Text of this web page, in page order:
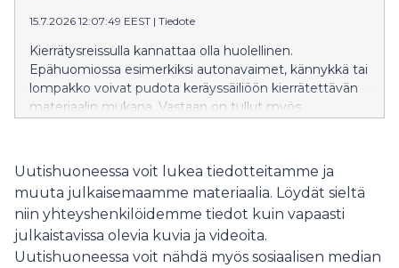
15.7.2026 12:07:49 EEST | Tiedote
Kierrätysreissulla kannattaa olla huolellinen.
Epähuomiossa esimerkiksi autonavaimet, kännykkä tai
lompakko voivat pudota keräyssäiliöön kierrätettävän
materiaalin mukana. Vastaan on tullut myös
Uutishuoneessa voit lukea tiedotteitamme ja
muuta julkaisemaamme materiaalia. Löydät sieltä
niin yhteyshenkilöidemme tiedot kuin vapaasti
julkaistavissa olevia kuvia ja videoita.
Uutishuoneessa voit nähdä myös sosiaalisen median